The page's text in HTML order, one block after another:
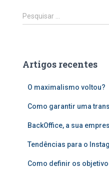
P
e
i
Pesquisar …
Artigos recentes
O maximalismo voltou?
Como garantir uma
BackOffice, a sua
Tendências para o
Como definir os